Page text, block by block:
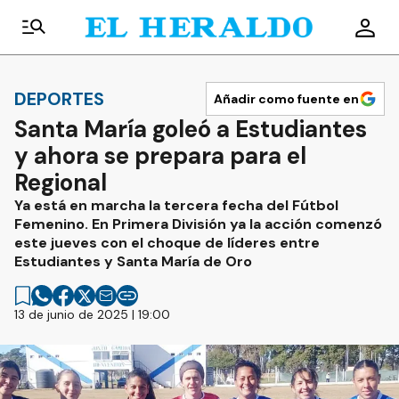
DEPORTES Añadir como fuente en
Santa María goleó a Estudiantes
y ahora se prepara para el
Regional
Ya está en marcha la tercera fecha del Fútbol
Femenino. En Primera División ya la acción comenzó
este jueves con el choque de líderes entre
Estudiantes y Santa María de Oro
13 de junio de 2025 | 19:00